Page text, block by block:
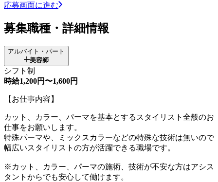
応募画面に進む
募集職種・詳細情報
アルバイト・パート
美容師
シフト制
時給1,200円〜1,600円
【お仕事内容】
カット、カラー、パーマを基本とするスタイリスト全般のお
仕事をお願いします。
特殊パーマや、ミックスカラーなどの特殊な技術は無いので
幅広いスタイリストの方が活躍できる職場です。
※カット、カラー、パーマの施術、技術が不安な方はアシス
タントからでも安心して働けます。